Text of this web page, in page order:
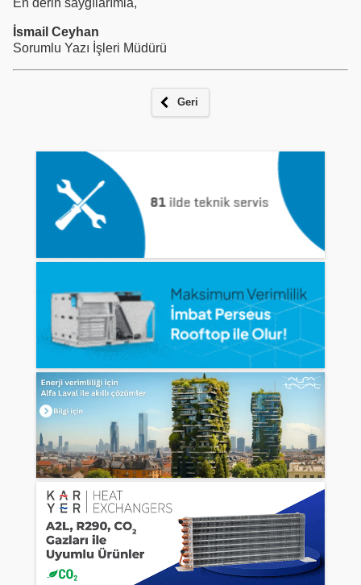
İsmail Ceyhan
Sorumlu Yazı İşleri Müdürü
Geri